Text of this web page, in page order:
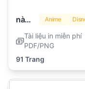
nàng tiên cá Anime
Tài liệu in miễn phí
PDF/PNG
91 Trang